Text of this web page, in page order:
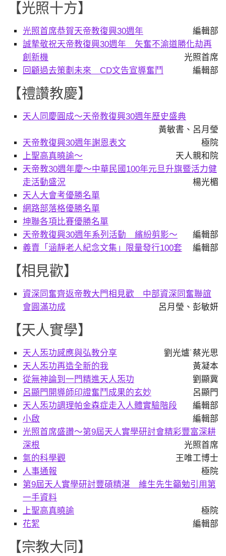
【光照十方】
光照首席恭賀天帝教復興30週年
編輯部
誠摯敬祝天帝教復興30週年 矢奮不渝道勝化劫再
創新機
光照首席
回顧過去策劃未來 CD文告宣導奮鬥
編輯部
【禮讚教慶】
天人同慶圓成～天帝教復興30週年歷史盛典
黃敏書、呂月瑩
天帝教復興30週年謝恩表文
極院
上聖高真曉諭～
天人親和院
天帝教30週年慶～中華民國100年元旦升旗暨活力健
走活動盛況
楊光楣
天人大會考優勝名單
網路部落格優勝名單
坤聯各項比賽優勝名單
天帝教復興30週年系列活動 繽紛剪影～
編輯部
義賣「涵靜老人紀念文集」限量發行100套
編輯部
【相見歡】
資深同奮齊返帝教大門相見歡 中部資深同奮聯誼
會圓滿功成
呂月瑩、彭敏妍
【天人實學】
天人炁功感應與弘教分享
劉光爐˙蔡光思
天人炁功再造全新的我
黃凝本
從無神論到一門精進天人炁功
劉顯冀
呂顯門開導師印證奮鬥成果的玄妙
呂顯門
天人炁功調理帕金森症走入人體實驗階段
編輯部
小啟
編輯部
光照首席盛讚～第9屆天人實學研討會精彩豐富深耕
深根
光照首席
氣的科學觀
王唯工博士
人事通報
極院
第9屆天人實學研討豐碩精湛 維生先生籲勉引用第
一手資料
上聖高真曉諭
極院
花絮
編輯部
【宗教大同】